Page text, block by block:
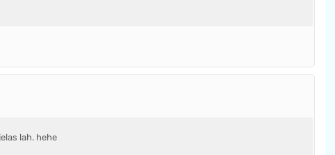
lah. hehe